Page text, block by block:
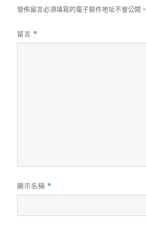
發佈留言必須填寫的電子郵件地址不會公開。
留言 *
顯示名稱 *